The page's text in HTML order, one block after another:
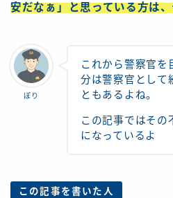
安だなぁ」と思っている方は
ぽり
これから警察官を
分は警察官として
ともあるよね。
この記事ではその
になっているよ
この記事を書いた人